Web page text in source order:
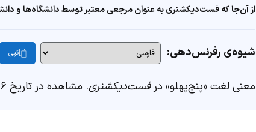
از آن‌جا که فست‌دیکشنری به عنوان مرجعی معتبر توسط دانشگاه‌ها و
شیوه‌ی رفرنس‌دهی: کپی
معنی لغت «پنج‌پهلو» درفست‌دیکشنری. مشاهده در تاریخ ۱۶ مرداد ۱۴۰۵، از https://fastdic.com/word/پنج‌پهلو